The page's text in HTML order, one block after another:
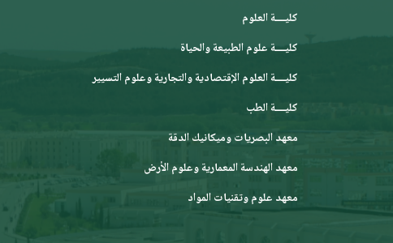
كليــــة العلوم
كليــــة علوم الطبيعة والحياة
كليــــة العلوم الإقتصادية والتجارية وعلوم التسيير
كليــــة الطب
معهد البصريات وميكانيك الدقة
معهد الهندسة المعمارية وعلوم الأرض
معهد علوم وتقنيات المواد